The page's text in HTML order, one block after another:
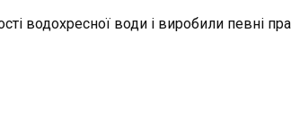
водохресної води і виробили певні